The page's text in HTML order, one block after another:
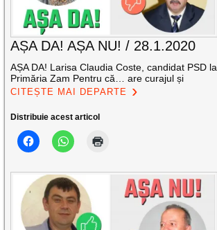
AȘA DA! AȘA NU! / 28.1.2020
AȘA DA! Larisa Claudia Coste, candidat PSD la
Primăria Zam Pentru că… are curajul și
CITEȘTE MAI DEPARTE
Distribuie acest articol